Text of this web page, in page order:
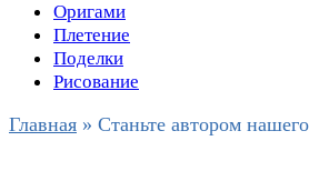
Оригами
Плетение
Поделки
Рисование
Главная » Станьте автором